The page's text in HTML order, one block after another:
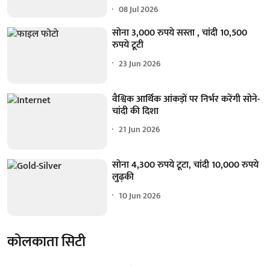
08 Jul 2026
सोना 3,000 रुपये सस्ता , चांदी 10,500
रुपये टूटी
23 Jun 2026
वैश्विक आर्थिक आंकड़ों पर निर्भर करेंगी सोने-
चांदी की दिशा
21 Jun 2026
सोना 4,300 रुपये टूटा, चांदी 10,000 रुपये
लुढ़की
10 Jun 2026
कोलकाता सिटी